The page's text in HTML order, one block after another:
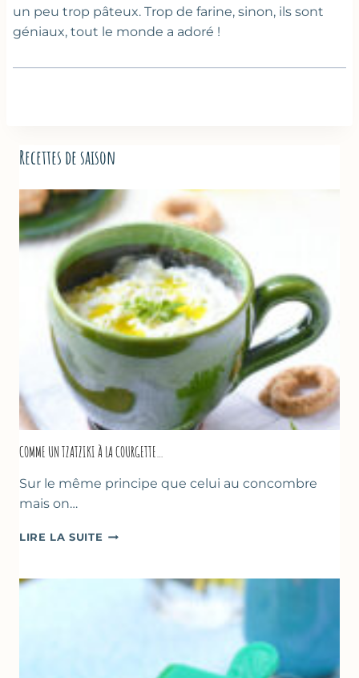
un peu trop pâteux. Trop de farine, sinon, ils sont
géniaux, tout le monde a adoré !
Recettes de saison
COMME UN TZATZIKI À LA COURGETTE…
Sur le même principe que celui au concombre
mais on…
LIRE LA SUITE COMME
À
COURGETTE…